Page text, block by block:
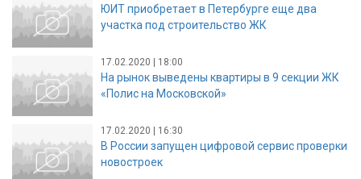
ЮИТ приобретает в Петербурге еще два
участка под строительство ЖК
17.02.2020 | 18:00
На рынок выведены квартиры в 9 секции ЖК
«Полис на Московской»
17.02.2020 | 16:30
В России запущен цифровой сервис проверки
новостроек